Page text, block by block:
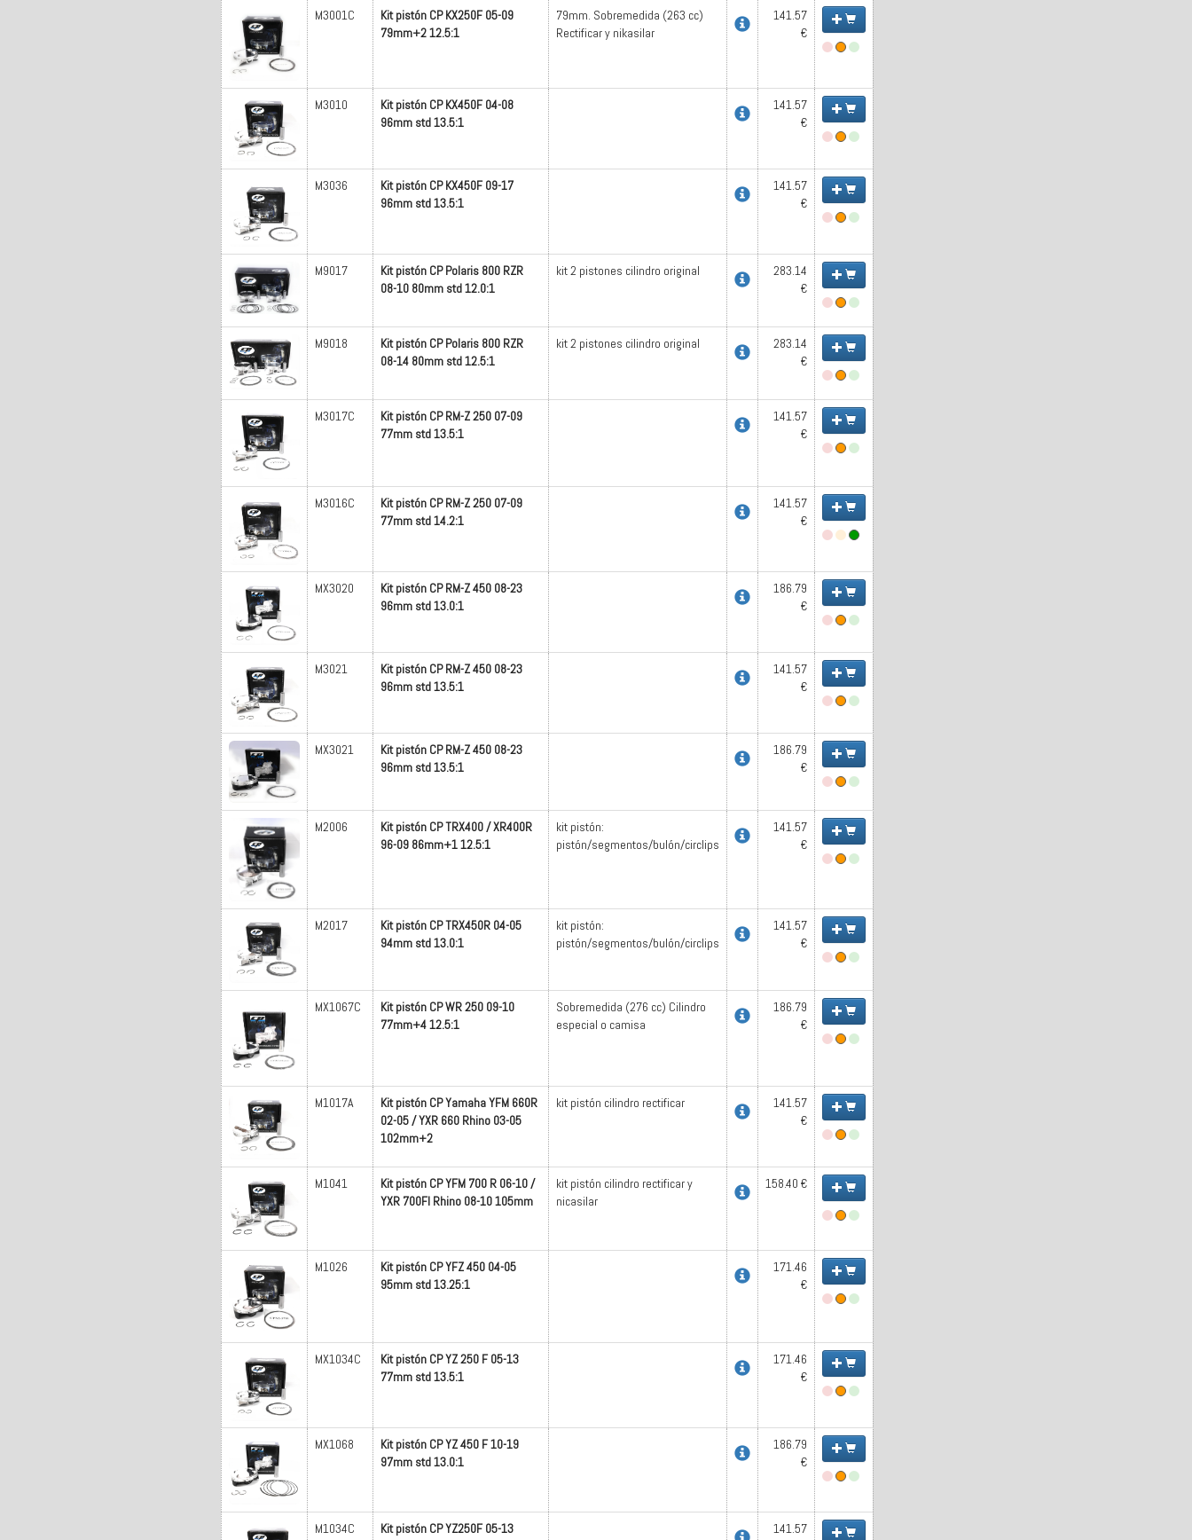
M3001C
Kit pistón CP KX250F 05-09
79mm+2 12.5:1
79mm. Sobremedida (263 cc)
Rectificar y nikasilar
141.57
€
M3010
Kit pistón CP KX450F 04-08
96mm std 13.5:1
141.57
€
M3036
Kit pistón CP KX450F 09-17
96mm std 13.5:1
141.57
€
M9017
Kit pistón CP Polaris 800 RZR
08-10 80mm std 12.0:1
kit 2 pistones cilindro original
283.14
€
M9018
Kit pistón CP Polaris 800 RZR
08-14 80mm std 12.5:1
kit 2 pistones cilindro original
283.14
€
M3017C
Kit pistón CP RM-Z 250 07-09
77mm std 13.5:1
141.57
€
M3016C
Kit pistón CP RM-Z 250 07-09
77mm std 14.2:1
141.57
€
MX3020
Kit pistón CP RM-Z 450 08-23
96mm std 13.0:1
186.79
€
M3021
Kit pistón CP RM-Z 450 08-23
96mm std 13.5:1
141.57
€
MX3021
Kit pistón CP RM-Z 450 08-23
96mm std 13.5:1
186.79
€
M2006
Kit pistón CP TRX400 / XR400R
96-09 86mm+1 12.5:1
kit pistón:
pistón/segmentos/bulón/circlips
141.57
€
M2017
Kit pistón CP TRX450R 04-05
94mm std 13.0:1
kit pistón:
pistón/segmentos/bulón/circlips
141.57
€
MX1067C
Kit pistón CP WR 250 09-10
77mm+4 12.5:1
Sobremedida (276 cc) Cilindro
especial o camisa
186.79
€
M1017A
Kit pistón CP Yamaha YFM 660R
02-05 / YXR 660 Rhino 03-05
102mm+2
kit pistón cilindro rectificar
141.57
€
M1041
Kit pistón CP YFM 700 R 06-10 /
YXR 700FI Rhino 08-10 105mm
kit pistón cilindro rectificar y
nicasilar
158.40 €
M1026
Kit pistón CP YFZ 450 04-05
95mm std 13.25:1
171.46
€
MX1034C
Kit pistón CP YZ 250 F 05-13
77mm std 13.5:1
171.46
€
MX1068
Kit pistón CP YZ 450 F 10-19
97mm std 13.0:1
186.79
€
M1034C
Kit pistón CP YZ250F 05-13
141.57